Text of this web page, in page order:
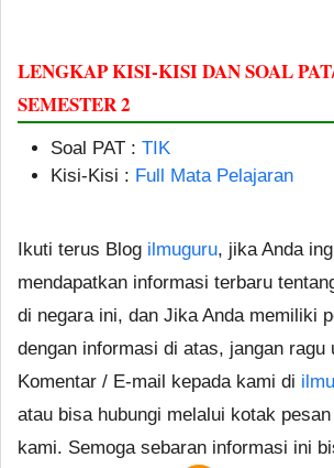
LENGKAP KISI-KISI DAN SOAL
SEMESTER 2
Soal PAT : TIK
Kisi-Kisi : Full Mata Pelajaran
Ikuti terus Blog ilmuguru, jika Anda
mendapatkan informasi terbaru
di negara ini, dan Jika Anda memiliki
dengan informasi di atas, jangan ragu
Komentar / E-mail kepada kami di
atau bisa hubungi melalui kotak pesan
kami. Semoga sebaran informasi ini